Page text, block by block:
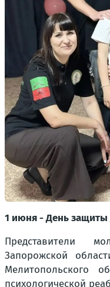
1 июня - День защиты
Представители
Запорожской
Мелитопольского
психологической